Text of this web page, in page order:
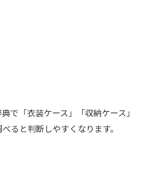
で「衣装ケース」「収納ケース」
ると判断しやすくなります。